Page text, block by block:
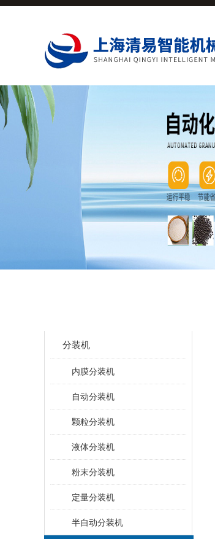
分装机
内膜分装机
自动分装机
颗粒分装机
液体分装机
粉末分装机
定量分装机
半自动分装机